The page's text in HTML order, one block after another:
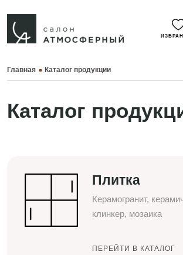
Главная Каталог продукции
Каталог
Плитка
Керамогранит,
клинкер, мозаика
ПЕРЕЙТИ В КАТАЛОГ